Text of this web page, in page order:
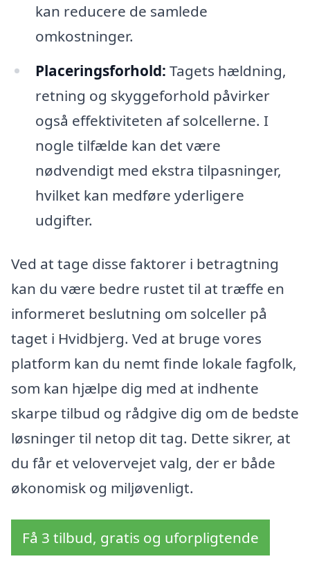
kan reducere de samlede
omkostninger.
Placeringsforhold: Tagets hældning,
retning og skyggeforhold påvirker
også effektiviteten af solcellerne. I
nogle tilfælde kan det være
nødvendigt med ekstra tilpasninger,
hvilket kan medføre yderligere
udgifter.
Ved at tage disse faktorer i betragtning
kan du være bedre rustet til at træffe en
informeret beslutning om solceller på
taget i Hvidbjerg. Ved at bruge vores
platform kan du nemt finde lokale fagfolk,
som kan hjælpe dig med at indhente
skarpe tilbud og rådgive dig om de bedste
løsninger til netop dit tag. Dette sikrer, at
du får et velovervejet valg, der er både
økonomisk og miljøvenligt.
Få 3 tilbud, gratis og uforpligtende